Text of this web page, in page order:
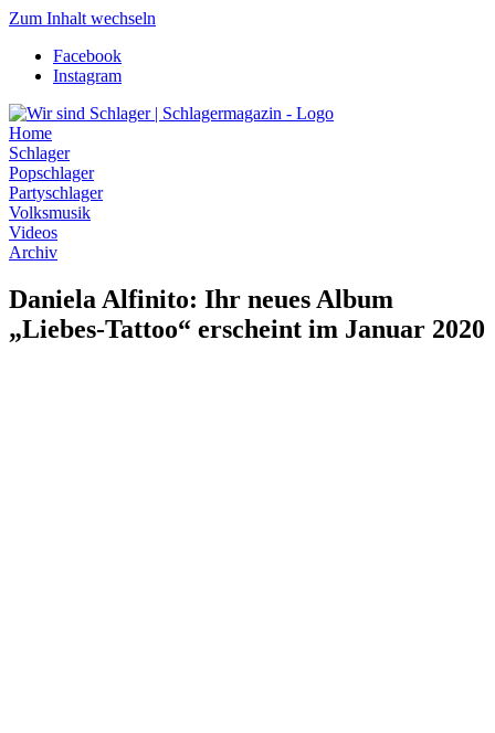
Zum Inhalt wechseln
Facebook
Instagram
Home
Schlager
Popschlager
Partyschlager
Volksmusik
Videos
Archiv
Daniela Alfinito: Ihr neues Album
„Liebes-Tattoo“ erscheint im Januar 2020